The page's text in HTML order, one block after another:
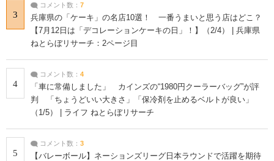
3
コメント数： 7
兵庫県の「ケーキ」の名店10選！ 一番うまいと思う店はどこ？
【7月12日は「デコレーションケーキの日」！】（2/4） | 兵庫県
ねとらぼリサーチ：2ページ目
4
コメント数： 4
「車に常備しました」 カインズの“1980円クーラーバッグ”が評
判 「ちょうどいい大きさ」「保冷剤を止めるベルトが良い」
（1/5） | ライフ ねとらぼリサーチ
5
コメント数： 3
【バレーボール】ネーションズリーグ日本ラウンドで活躍を期待